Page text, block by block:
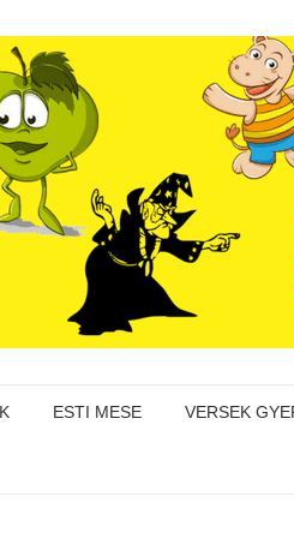
ESTI MESE VERSEK